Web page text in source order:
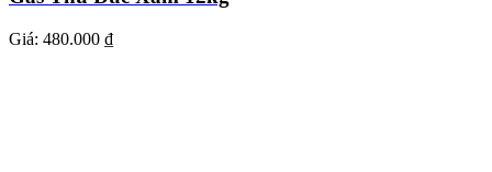
Giá: 480.000 ₫